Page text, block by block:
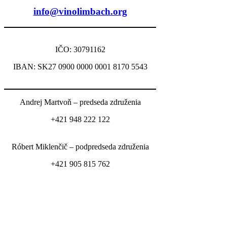
info@vinolimbach.org
IČO: 30791162
IBAN: SK27 0900 0000 0001 8170 5543
Andrej Martvoň – predseda združenia
+421 948 222 122
Róbert Miklenčič – podpredseda združenia
+421 905 815 762